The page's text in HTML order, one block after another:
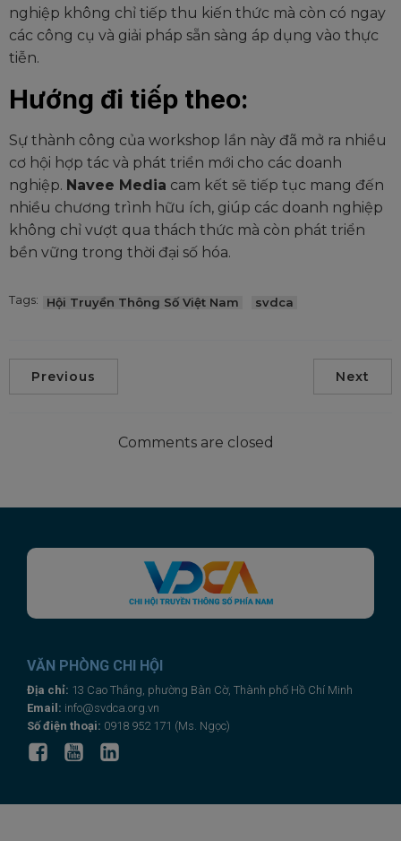
nghiệp không chỉ tiếp thu kiến thức mà còn có ngay
các công cụ và giải pháp sẵn sàng áp dụng vào thực
tiễn.
Hướng đi tiếp theo:
Sự thành công của workshop lần này đã mở ra nhiều
cơ hội hợp tác và phát triển mới cho các doanh
nghiệp. Navee Media cam kết sẽ tiếp tục mang đến
nhiều chương trình hữu ích, giúp các doanh nghiệp
không chỉ vượt qua thách thức mà còn phát triển
bền vững trong thời đại số hóa.
Tags: Hội Truyền Thông Số Việt Nam svdca
Previous Next
Comments are closed
VĂN PHÒNG CHI HỘI
Địa chỉ: 13 Cao Thắng, phường Bàn Cờ, Thành phố Hồ Chí Minh
Email: info@svdca.org.vn
Số điện thoại: 0918 952 171 (Ms. Ngọc)